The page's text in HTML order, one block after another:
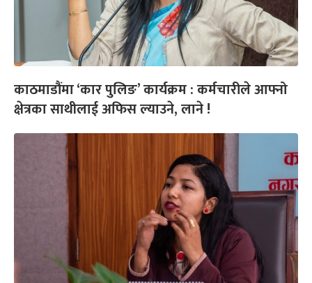
काठमाडौंमा ‘कार पुलिङ’ कार्यक्रम : कर्मचारीले आफ्नो
क्षेत्रका साथीलाई अफिस ल्याउने, लाने !